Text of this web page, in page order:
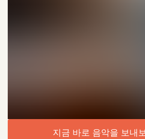
지금 바로 음악을 보내